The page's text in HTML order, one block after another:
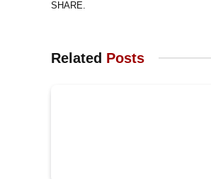
SHARE.
Related Posts